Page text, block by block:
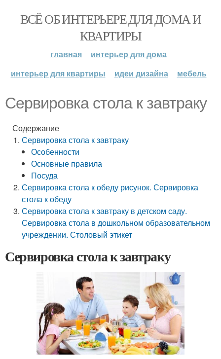
ВСЁ ОБ ИНТЕРЬЕРЕ ДЛЯ ДОМА И
КВАРТИРЫ
главная
интерьер для дома
интерьер для квартиры
идеи дизайна мебель
Сервировка стола к завтраку
Содержание
Сервировка стола к завтраку
Особенности
Основные правила
Посуда
Сервировка стола к обеду рисунок. Сервировка
стола к обеду
Сервировка стола к завтраку в детском саду.
Сервировка стола в дошкольном образовательном
учреждении. Столовый этикет
Сервировка стола к завтраку